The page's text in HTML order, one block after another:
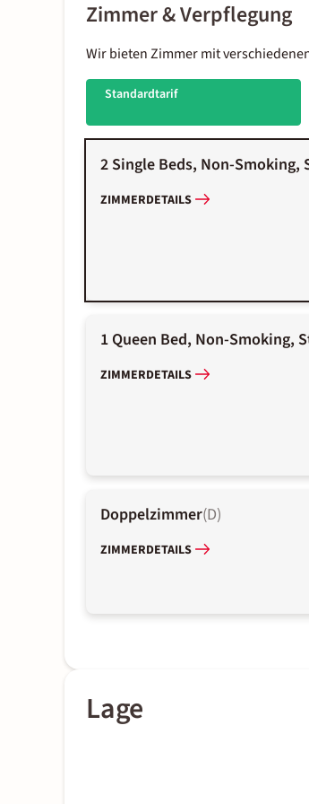
Zimmer & Verpflegung
Wir bieten Zimmer mit
Standardtarif
2 Single Beds, Non-
ZIMMERDETAILS
1 Queen Bed, Non-Smoking,
ZIMMERDETAILS
Doppelzimmer(D)
ZIMMERDETAILS
Lage